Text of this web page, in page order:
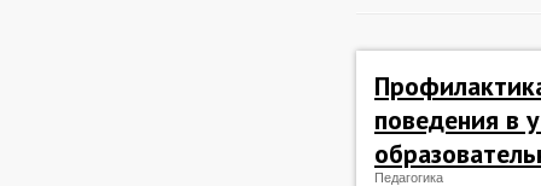
поведения в
Педагогика